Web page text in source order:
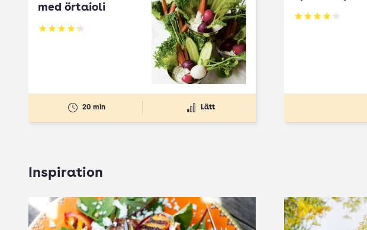
med örtaioli
Betyg: 4.27 av 5
20 min Lätt
Betyg: 4.1 av 5
Inspiration